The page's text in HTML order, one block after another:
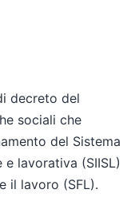
decreto del
sociali che
del Sistema
lavorativa (SIISL)
il lavoro (SFL).